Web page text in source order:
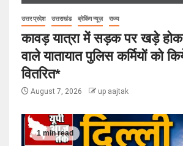
उत्तर प्रदेश उत्तराखंड ब्रेकिंग न्यूज़ राज्य
कावड़ यात्रा में सड़क पर खड़े
वाले यातायात पुलिस कर्मियों को
वितरित*
August 7, 2026 up aajtak
1 min read